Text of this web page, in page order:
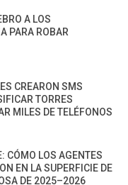
A LOS
PARA ROBAR
CREARON SMS
TORRES
MILES DE TELÉFONOS
CÓMO LOS AGENTES
EN LA SUPERFICIE DE
DE 2025–2026